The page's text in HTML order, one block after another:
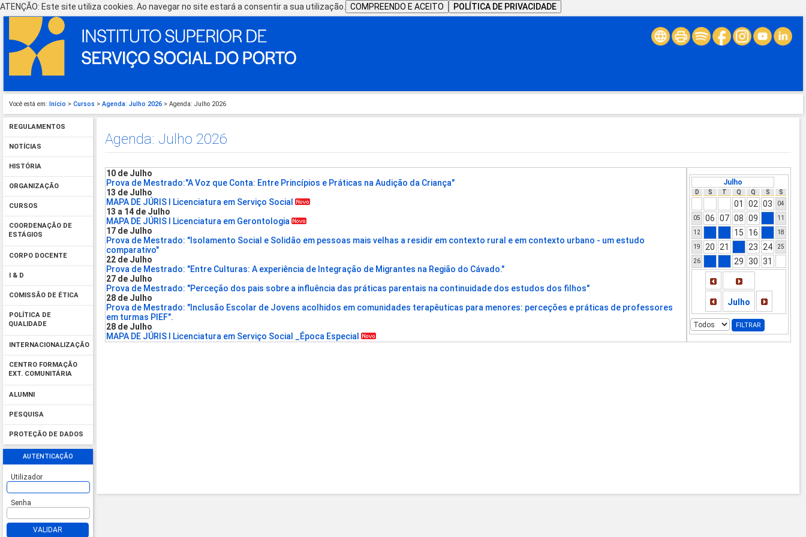
ATENÇÃO: Este site utiliza cookies. Ao navegar no site estará a consentir a sua utilização. COMPREENDO E ACEITO POLÍTICA DE PRIVACIDADE
Você está em: Início > Cursos > Agenda: Julho 2026 > Agenda: Julho 2026
REGULAMENTOS
NOTÍCIAS
HISTÓRIA
ORGANIZAÇÃO
CURSOS
COORDENAÇÃO DE
ESTÁGIOS
CORPO DOCENTE
I & D
COMISSÃO DE ÉTICA
POLÍTICA DE
QUALIDADE
INTERNACIONALIZAÇÃO
CENTRO FORMAÇÃO
EXT. COMUNITÁRIA
ALUMNI
PESQUISA
PROTEÇÃO DE DADOS
AUTENTICAÇÃO
Utilizador
Senha
VALIDAR
Agenda: Julho 2026
10 de Julho
Prova de Mestrado:"A Voz que Conta: Entre Princípios e Práticas na Audição da Criança"
13 de Julho
MAPA DE JÚRIS I Licenciatura em Serviço Social
13 a 14 de Julho
MAPA DE JÚRIS I Licenciatura em Gerontologia
17 de Julho
Prova de Mestrado: "Isolamento Social e Solidão em pessoas mais velhas a residir em contexto rural e em contexto urbano - um estudo
comparativo"
22 de Julho
Prova de Mestrado: "Entre Culturas: A experiência de Integração de Migrantes na Região do Cávado."
27 de Julho
Prova de Mestrado: "Perceção dos pais sobre a influência das práticas parentais na continuidade dos estudos dos filhos"
28 de Julho
Prova de Mestrado: "Inclusão Escolar de Jovens acolhidos em comunidades terapêuticas para menores: perceções e práticas de professores
em turmas PIEF".
28 de Julho
MAPA DE JÚRIS I Licenciatura em Serviço Social _Época Especial
Julho
D S Q Q S S
01 02 03 04
05 06 07 08 09 11
12 15 16 18
19 20 21 23 24 25
26 29 30 31
Julho